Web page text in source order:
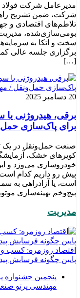
مدیرعامل شرکت فولاد
شرکت، ضمن تشریح
تلاطم‌های اقتصادی و
بومی‌سازی‌شده، مدیریت
سخت و اتکا به
برگزاری جلسه عالی
[…]
20 دسامبر 2025
برقی، هیدروژنی
برای پاک‌سازی
صنعت حمل‌ونقل در یک
کویرهای خشک،
خودروسازی می‌وزد و
پیش رو داریم کدام
است، یا آزادراهی به
پیچ‌وخم بهینه‌سازی
مدیریت
اقتصاد روزمره: کسب‌ و
پایین چگونه فرسایش
پنجمین
مهندسی پرتو